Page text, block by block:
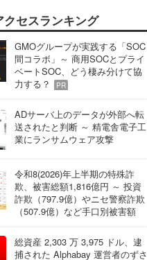
クセスランキング
GMOグループが実践する「SOC
間コラボ」～ 商用SOCとプライ
ベートSOC、どう棲み分けて協
力する？
PR
ADサーバ上のデータが外部へ転
送されたと判断 ～ 精電舎電子工
業にランサムウェア攻撃
令和8(2026)年上半期の特殊詐
欺、被害総額1,816億円 ～ 投資
詐欺（797.9億）やニセ警察詐欺
（507.9億）など手口別被害額
総資産 2,303 万 3,975 ドル、逮
捕された Alphabay 運営者のずさ